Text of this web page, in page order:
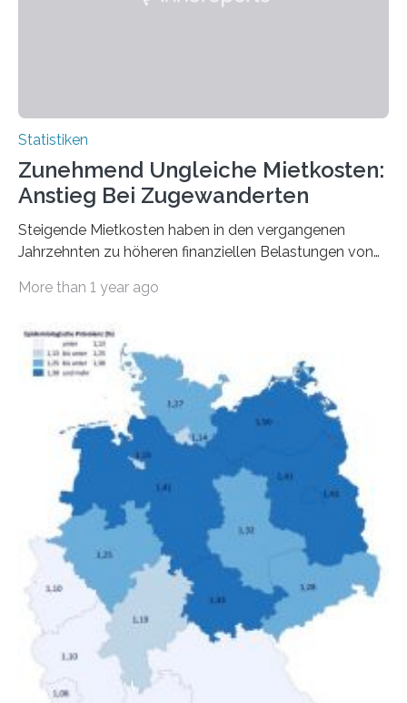
Statistiken
Zunehmend Ungleiche Mietkosten:
Anstieg Bei Zugewanderten
Steigende Mietkosten haben in den vergangenen
Jahrzehnten zu höheren finanziellen Belastungen von
Bundesinstitut für Bevölkerungsforschung (BiB)
gesamten Einkommen zwischen 1990 und 2020 für
unterschiedliche Einkommensgruppen sowie für in
Deutschland geborene Menschen und Zugewanderte
verändert hat. Das Ergebnis: Während Personen mit
hohen Einkommen (oberstes Quintil der Verteilung der
Nettoäquivalenzeinkommen) nur einen moderaten
Anstieg des Mietanteils am Gesamteinkommen
hinnehmen mussten, nahm die Belastung bei
Menschen mit…
More than 1 year ago